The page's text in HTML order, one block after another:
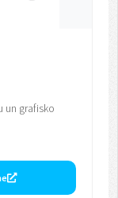
un grafisko